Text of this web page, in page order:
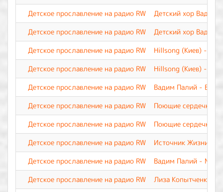
Детское прославление на радио RW
Детский хор Вадима
Детское прославление на радио RW
Детский хор
Детское прославление на радио RW
Hillsong (Киев) -
Детское прославление на радио RW
Hillsong (Киев) -
Детское прославление на радио RW
Вадим Палий - Весь
Детское прославление на радио RW
Поющие сердечки -
Детское прославление на радио RW
Поющие сердечки -
Детское прославление на радио RW
Источник Жизни - Я
Детское прославление на радио RW
Вадим Палий - Мой
Детское прославление на радио RW
Лиза Копытченко -